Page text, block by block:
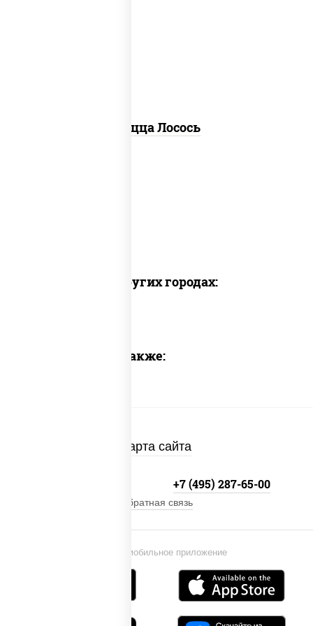
Пицца Лосось
Доставка в других городах:
Предлагаем также:
Карта сайта
Установи мобильное приложение
+7 (495) 287-65-00
Обратная связь